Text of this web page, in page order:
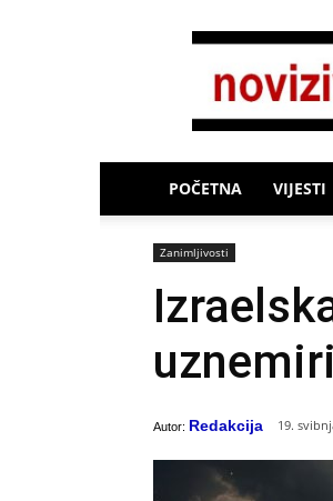
POČETNA VIJESTI
Zanimljivosti
Autor: Redakcija 19.